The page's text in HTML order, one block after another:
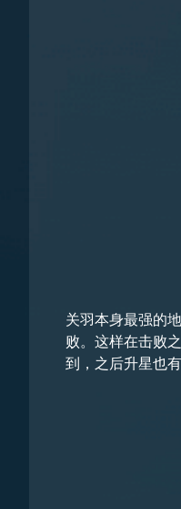
关羽本身最强的
败。这样在击败
到，之后升星也